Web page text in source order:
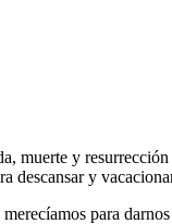
muerte y
y
para